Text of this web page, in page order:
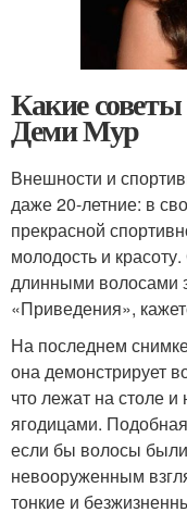
Какие советы
Деми Мур
Внешности и
даже 20-летние: в
прекрасной
молодость и
длинными волосами
«Приведения»,
На последнем
она демонстрирует
что лежат на столе
ягодицами.
если бы волосы
невооруженным
тонкие и